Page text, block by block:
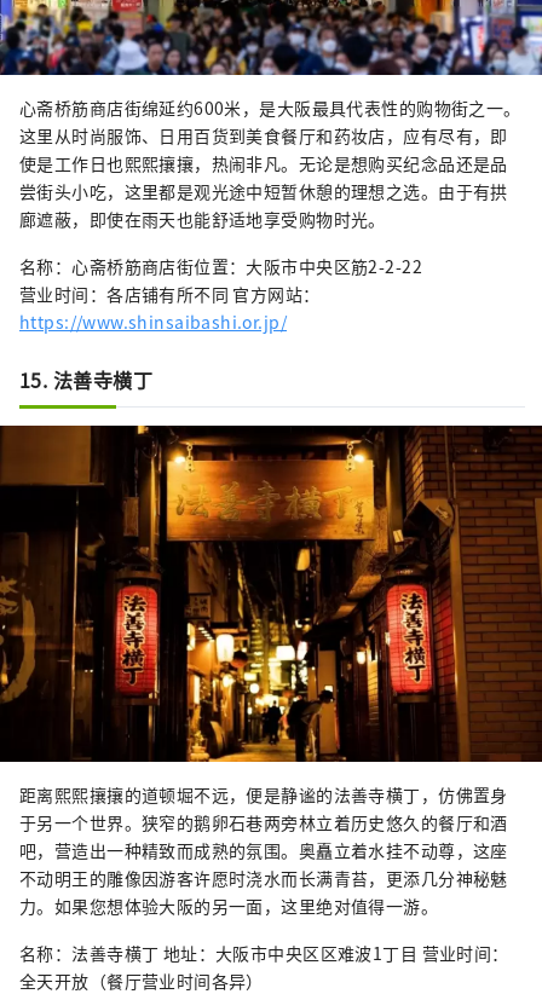
心斋桥筋商店街绵延约600米，是大阪最具代表性的购物街之一。
这里从时尚服饰、日用百货到美食餐厅和药妆店，应有尽有，即
使是工作日也熙熙攘攘，热闹非凡。无论是想购买纪念品还是品
尝街头小吃，这里都是观光途中短暂休憩的理想之选。由于有拱
廊遮蔽，即使在雨天也能舒适地享受购物时光。
名称：心斋桥筋商店街位置：大阪市中央区筋2-2-22
营业时间：各店铺有所不同 官方网站：
https://www.shinsaibashi.or.jp/
15. 法善寺横丁
距离熙熙攘攘的道顿堀不远，便是静谧的法善寺横丁，仿佛置身
于另一个世界。狭窄的鹅卵石巷两旁林立着历史悠久的餐厅和酒
吧，营造出一种精致而成熟的氛围。奥矗立着水挂不动尊，这座
不动明王的雕像因游客许愿时浇水而长满青苔，更添几分神秘魅
力。如果您想体验大阪的另一面，这里绝对值得一游。
名称：法善寺横丁 地址：大阪市中央区区难波1丁目 营业时间：
全天开放（餐厅营业时间各异）